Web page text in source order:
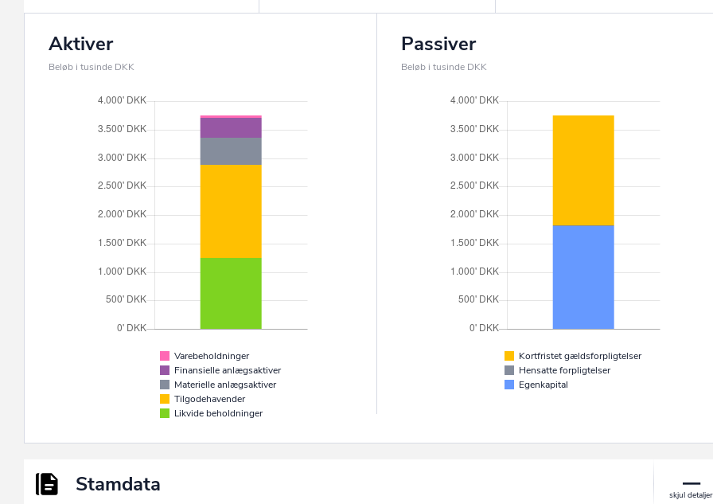
Aktiver
Beløb i tusinde DKK
Varebeholdninger
Finansielle anlægsaktiver
Materielle anlægsaktiver
Tilgodehavender
Likvide beholdninger
Passiver
Beløb i tusinde DKK
Kortfristet gældsforpligtelser
Hensatte forpligtelser
Egenkapital
Stamdata